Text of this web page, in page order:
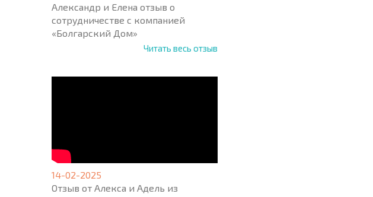
Александр и Елена отзыв о
сотрудничестве с компанией
«Болгарский Дом»
Читать весь отзыв
14-02-2025
Отзыв от Алекса и Адель из